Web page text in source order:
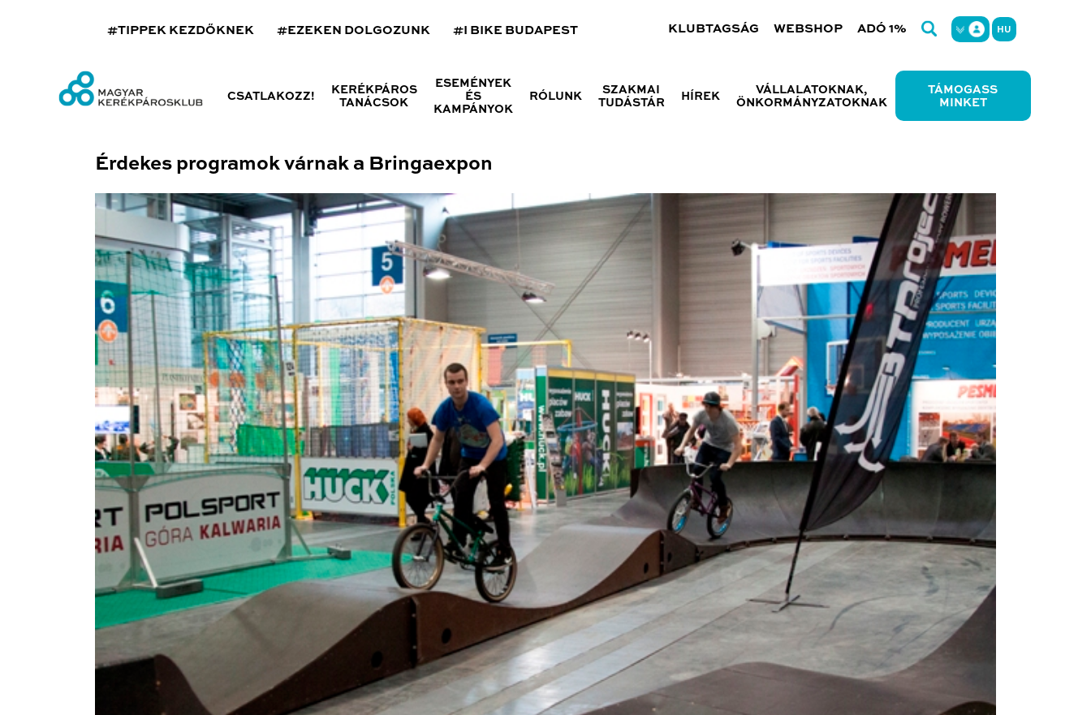
#TIPPEK KEZDŐKNEK #EZEKEN DOLGOZUNK #I BIKE BUDAPEST KLUBTAGSÁG WEBSHOP ADÓ 1% HU
CSATLAKOZZ!
KERÉKPÁROS
TANÁCSOK
ESEMÉNYEK
ÉS
KAMPÁNYOK
RÓLUNK
SZAKMAI
TUDÁSTÁR
HÍREK
VÁLLALATOKNAK,
ÖNKORMÁNYZATOKNAK
TÁMOGASS
MINKET
Érdekes programok várnak a Bringaexpon